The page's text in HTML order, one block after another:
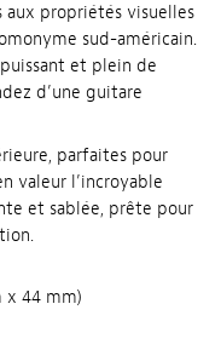
aux propriétés visuelles
sud-américain.
et plein de
d’une guitare
parfaites pour
valeur l’incroyable
et sablée, prête pour
x 44 mm)